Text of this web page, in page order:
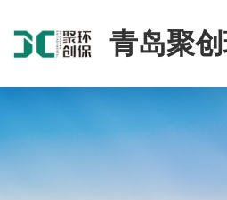
青岛聚